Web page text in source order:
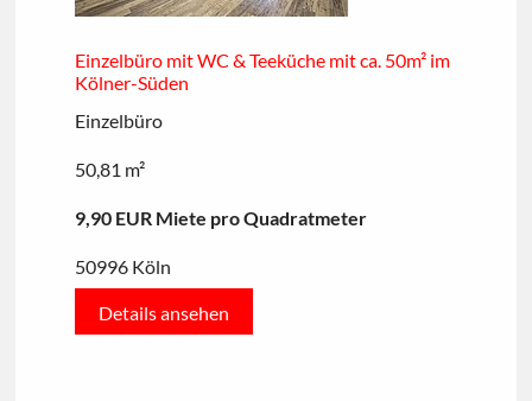
Einzelbüro mit WC & Teeküche mit ca. 50m² im
Kölner-Süden
Einzelbüro
50,81 m²
9,90 EUR Miete pro Quadratmeter
50996 Köln
Details ansehen